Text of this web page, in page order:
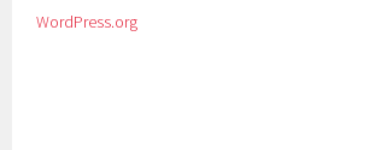
WordPress.org